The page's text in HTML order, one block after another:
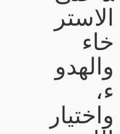
الاستر
خاء
والهدو
ء،
واختيار